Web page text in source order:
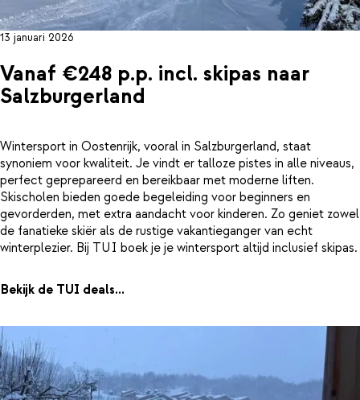
13 januari 2026
Vanaf €248 p.p. incl. skipas naar
Salzburgerland
Wintersport in Oostenrijk, vooral in Salzburgerland, staat
synoniem voor kwaliteit. Je vindt er talloze pistes in alle niveaus,
perfect geprepareerd en bereikbaar met moderne liften.
Skischolen bieden goede begeleiding voor beginners en
gevorderden, met extra aandacht voor kinderen. Zo geniet zowel
de fanatieke skiër als de rustige vakantieganger van echt
winterplezier. Bij TUI boek je je wintersport altijd inclusief skipas.
Bekijk de TUI deals...